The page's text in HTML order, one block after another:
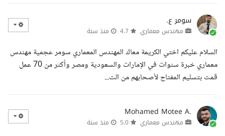
سومر ع.
مهندس معماري منذ سنة
السلام عليكم اختي الكريمة معاك المهندس المعماري سومر عجمية مهندس
معماري خبرة سنوات في الإمارات والسعودية ومصر وأكثر من 70 عمل
قمت بتسليم المفتاح لأصحابهم من الت...
Mohamed Motee A.
مهندس معماري منذ سنة